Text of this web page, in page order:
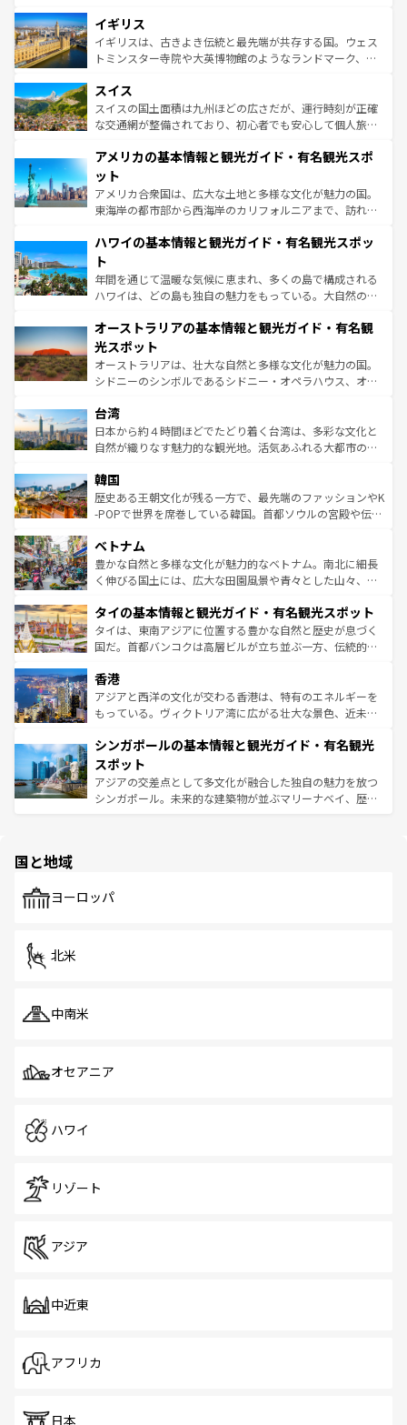
香り高いラベンダー畑など、多彩な楽しみ方が可能だ。さ
らに、パリ以外の地域にも魅力が溢れており、どの街角に
も豊かな歴史と文化が息づいている。パリ以外の個性あふ
を参照してほしい。
顔を持つこの国は、どこを歩いても飽きることがない。ベ
ルリンの文化的活気、バイエルン州のアルプスの絶景、そ
してライン川沿いのワイン畑といった風景は必見。ビール
は、お酒好きな人にはぜひ体験してほしい。 なお、新着の
ドイツ情報はコンテンツ一覧を参照してほしい。
イギリス
イギリスは、古きよき伝統と最先端が共存する国。ウェス
トミンスター寺院や大英博物館のようなランドマーク、歴
リアごとに異なる魅力がある。また、優雅なアフタヌーン
ティー、ビール好きにはたまらない英国パブ、サッカー観
戦など、本場だからこそできる体験も豊富。イギリスを旅
ンツ一覧を参照してほしい。
スイス
スイスの国土面積は九州ほどの広さだが、運行時刻が正確
な交通網が整備されており、初心者でも安心して個人旅行
の建物がそのまま残る町や、スイスならではのユニークな
博物館もあり、アルプス観光だけでなく町歩きも満喫する
ことができる。国民の所得が高いため物価も高いが、旅行
者向けの交通パス提供のサービスもあり、うまく活用すれ
着のスイス情報はコンテンツ一覧を参照してほしい。
アメリカの基本情報と観光ガイド・有名観光スポ
ット
アメリカ合衆国は、広大な土地と多様な文化が魅力の国。
東海岸の都市部から西海岸のカリフォルニアまで、訪れる
のような巨大都市は、観光、ショッピング、エンターテイ
ンメントが詰まった刺激的なスポットだ。一方、アメリカ
西部には大自然が広がり、グランドキャニオンやイエロー
ストーン国立公園といった絶景が堪能できる。さらに、南
文化が魅力。旅行者はアメリカの各地域で異なる魅力を楽
しみながら、その多様性と豊かな歴史を感じることができ
るだろう。車でのロードトリップや列車の旅も、アメリカ
ならではの贅沢な旅のスタイルだ。 なお、新着のアメリカ
情報は コンテンツ一覧 を参照してほしい。
ハワイの基本情報と観光ガイド・有名観光スポッ
ト
年間を通じて温暖な気候に恵まれ、多くの島で構成される
ハワイは、どの島も独自の魅力をもっている。大自然の神
ワイ島は見逃せない。また、定番の観光地といえばオアフ
島だが、静かな自然を求めるならマウイ島やカウアイ島が
おすすめ。エメラルドグリーンに輝く海をはじめ、豊かな
文化や歴史が息づいている。「アロハスピリット」と呼ば
人々、おいしいローカルフードやハワイアンミュージッ
ク、伝統的なフラダンスなど、すべてがハワイの魅力を彩
っている。訪れるたびに新しい発見と感動が待っているハ
はコンテンツ一覧
オーストラリアの基本情報と観光ガイド・有名観
光スポット
オーストラリアは、壮大な自然と多様な文化が魅力の国。
シドニーのシンボルであるシドニー・オペラハウス、オー
リアリーフや大陸中央部にそびえるウルル（エアーズロッ
ク）、タスマニアの美しい原生林やケアンズの熱帯雨林な
ど、見どころがたくさん。また、カフェやワイン、オージ
いる。アクティビティも充実しており、サーフィンやダイ
ビング、ハイキングなど、アウトドア好きにはたまらな
い。オーストラリアの多彩な魅力を存分に味わいつくそ
参照してほしい。
台湾
日本から約４時間ほどでたどり着く台湾は、多彩な文化と
自然が織りなす魅力的な観光地。活気あふれる大都市の台
ン）、静ひつな山岳地帯である台湾東部など、都市の喧騒
と山間の静けさが共存しており、訪れる人に新しい発見と
驚きをもたらしてくれる。また、奥深い台湾の食文化も魅
容にもいいと評判のスイーツなど、バラエティ豊かな料理
が味わえる。 なお、新着の台湾情報は コンテンツ一覧を参
照してほしい。
韓国
歴史ある王朝文化が残る一方で、最先端のファッションやK
-POPで世界を席巻している韓国。首都ソウルの宮殿や伝統
き、地方に足を延ばせば四季折々の自然美を楽しむことが
できる。そして、キムチや焼肉、絶品のストリートフード
まで、さまざまな韓国料理が待っている。夜には、韓国な
リティに包まれながら、韓国の多彩な魅力を心ゆくまで味
わってみてほしい。 なお、新着の韓国情報はコンテンツ一
覧を参照してほしい。
ベトナム
豊かな自然と多様な文化が魅力的なベトナム。南北に細長
く伸びる国土には、広大な田園風景や青々とした山々、世
急速な発展と共に伝統が息づく。ハノイの古い町並みやホ
ーチミン市のフランス統治時代の建物も、独特の雰囲気を
醸し出している。また、バラエティの豊かさとおいしさで
とつ。フォーやバインミー、ベトナムコーヒーなどは、ぜ
ひ現地で味わいたい。どの地域を訪れてもあたたかい人々
が旅行者を迎えてくれるので、きっと忘れられない旅にな
参照してほしい。
タイの基本情報と観光ガイド・有名観光スポット
タイは、東南アジアに位置する豊かな自然と歴史が息づく
国だ。首都バンコクは高層ビルが立ち並ぶ一方、伝統的な
の活気が交差している。北部ではチェンマイなどの山岳地
帯で自然と触れ合い、南部ではプーケットやクラビの美し
いビーチでリゾート気分を楽しむことができる。タイ料理
激する。気候は一年中温暖で、どの季節にも異なる楽しみ
が待っている。親しみやすいタイの人々、仏教を中心とし
た文化、そして多様な観光資源が、訪れる旅人を魅了し続
ける。 なお、新着のタイ情報はコンテンツ一覧を参照して
香港
アジアと西洋の文化が交わる香港は、特有のエネルギーを
もっている。ヴィクトリア湾に広がる壮大な景色、近未来
み、どこを訪れても感動するはず。観光スポットが密集し
ており、効率よく見どころを回れるのも魅力。息をのむよ
うな絶景から文化的な体験まで、香港を存分に楽しみ尽く
そう。 なお、新着の香港情報はコンテンツ一覧を参照して
シンガポールの基本情報と観光ガイド・有名観光
スポット
アジアの交差点として多文化が融合した独自の魅力を放つ
シンガポール。未来的な建築物が並ぶマリーナベイ、歴史
で、ホーカーズは地元の風情を楽しめる外せないスポット
国と地域
ヨーロッパ
北米
中南米
オセアニア
ハワイ
リゾート
アジア
中近東
アフリカ
日本